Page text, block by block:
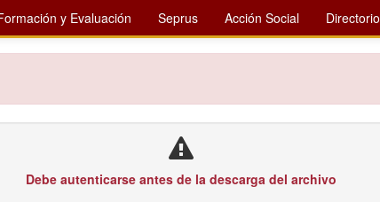
y Evaluación Seprus Acción Social Directorio
Debe autenticarse antes de la descarga del archivo